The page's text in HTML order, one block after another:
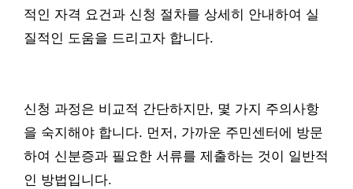
적인 자격 요건과 신청 절차를 상세히 안내하여 실
질적인 도움을 드리고자 합니다.
신청 과정은 비교적 간단하지만, 몇 가지 주의사항
을 숙지해야 합니다. 먼저, 가까운 주민센터에 방문
하여 신분증과 필요한 서류를 제출하는 것이 일반적
인 방법입니다.